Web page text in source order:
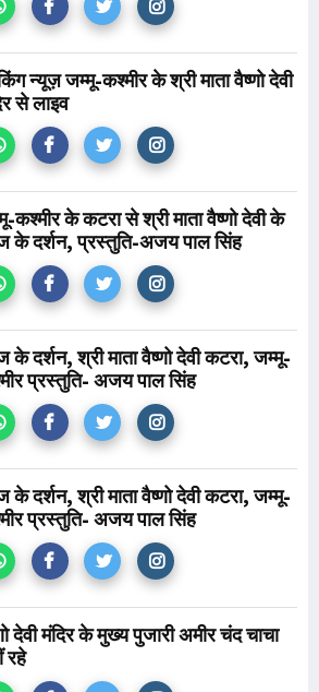
न्यूज़ जम्मू-कश्मीर के श्री माता वैष्णो देवी
से लाइव
कश्मीर के कटरा से श्री माता वैष्णो देवी के
दर्शन, प्रस्तुति-अजय पाल सिंह
दर्शन, श्री माता वैष्णो देवी कटरा, जम्मू-
प्रस्तुति- अजय पाल सिंह
दर्शन, श्री माता वैष्णो देवी कटरा, जम्मू-
प्रस्तुति- अजय पाल सिंह
देवी मंदिर के मुख्य पुजारी अमीर चंद चाचा
रहे